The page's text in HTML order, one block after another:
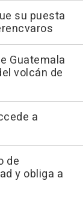
su puesta
Guatemala
volcán de
a
de
y obliga a